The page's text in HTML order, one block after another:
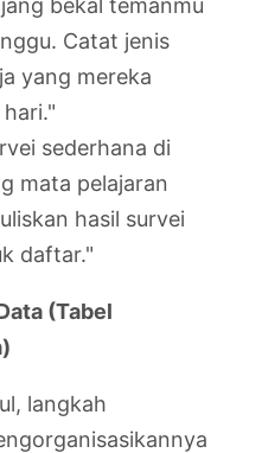
bekal temanmu
Catat jenis
yang mereka
sederhana di
mata pelajaran
hasil survei
daftar."
(Tabel
langkah